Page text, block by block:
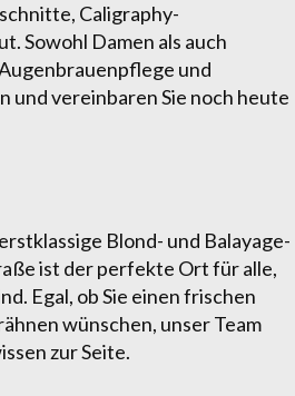
Caligraphy-
Sowohl Damen als auch
und
und vereinbaren Sie noch heute
Blond- und Balayage-
ist der perfekte Ort für alle,
Egal, ob Sie einen frischen
wünschen, unser Team
zur Seite.